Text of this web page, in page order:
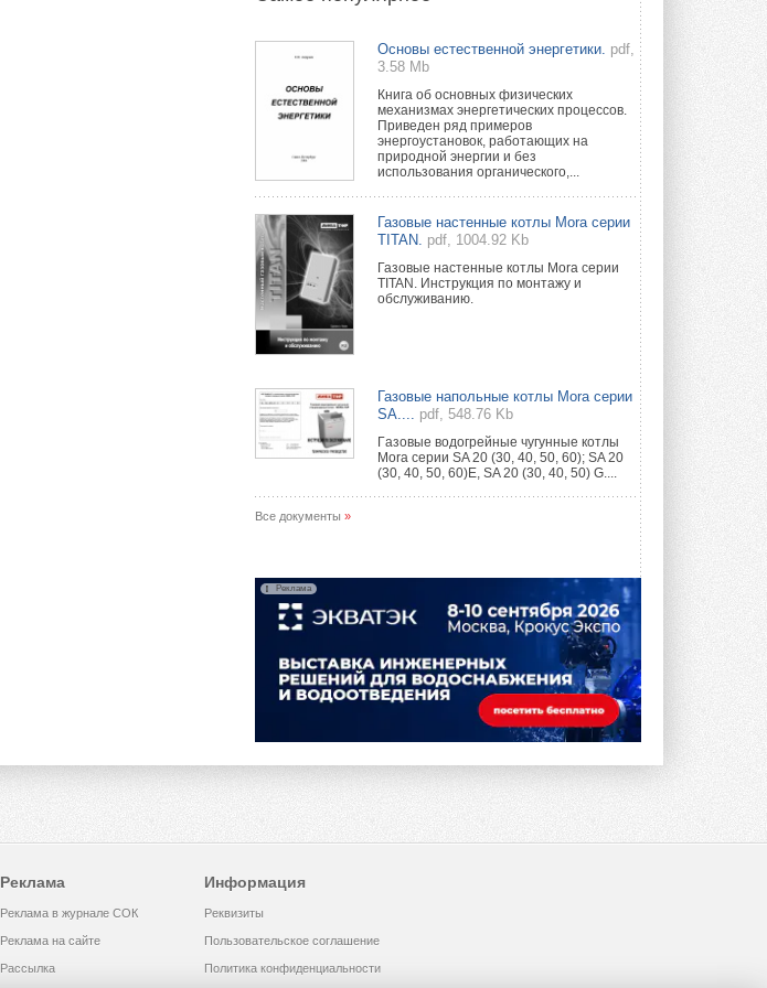
Midea открылся в Сургуте
Компания «Даичи» совместно с
партнером «Энердрим» открыла новый
фирменный магазин Midea в Сургуте ...
29 ИЮЛЯ 2026
Токио — лидер по
интенсивности использования
кондиционеров
Данные получены в ходе очередного
опроса Daikin о восприятии жары ...
28 ИЮЛЯ 2026
CDU производства LG прошёл
В Великобритании предлагают
сделать кондиционирование
обязательным для новостроек
Либеральные демократы внесли
предложение оснащать все новые ...
производство холодильной
техники и теплообменного
оборудования
Проект реализует компания «ВЕЗА» ...
Ридан объявил о старте продаж
автоматического
балансировочного клапана
Клапан APT‑R3 производится на заводе
Шумоглушители собственного
производства от компании
TURKOV
Aquatherm Almaty 2026:
ключевая платформа для
Основы естественной энергетики. pdf,
3.58 Mb
Книга об основных физических
механизмах энергетических процессов.
Приведен ряд примеров
энергоустановок, работающих на
природной энергии и без
использования органического,...
Газовые настенные котлы Mora серии
TITAN. pdf, 1004.92 Kb
Газовые настенные котлы Mora серии
TITAN. Инструкция по монтажу и
обслуживанию.
Газовые напольные котлы Mora серии
SA....
pdf, 548.76 Kb
Гaзовые водогрeйные чугунные котлы
Mora серии SA 20 (30, 40, 50, 60); SA 20
(30, 40, 50, 60)E, SA 20 (30, 40, 50) G....
Все документы »
Реклама
Реклама
Реклама в журнале СОК
Реклама на сайте
Рассылка
Информация
Реквизиты
Пользовательское соглашение
Политика конфиденциальности